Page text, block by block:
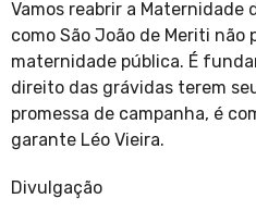
Vamos reabrir a Maternidade
como São João de Meriti não
maternidade pública. É
direito das grávidas terem
promessa de campanha, é
garante Léo Vieira.
Divulgação